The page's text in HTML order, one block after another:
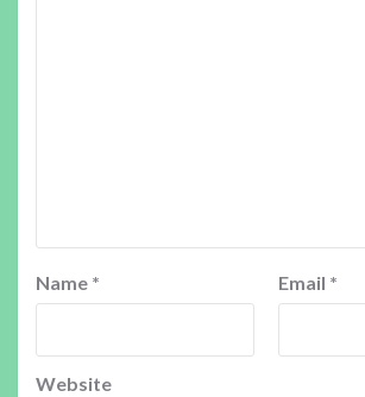
Name * Email *
Website